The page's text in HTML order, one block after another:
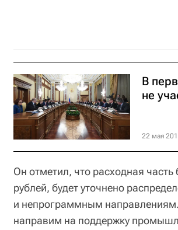
В
не
22 мая
Он отметил, что расходная
рублей, будет уточнено
и непрограммным
направим на поддержку